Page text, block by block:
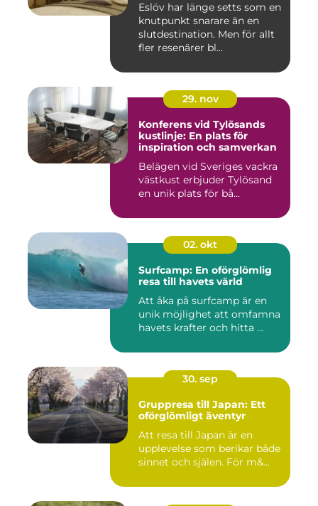
Eslöv har länge setts som en
knutpunkt snarare än en
slutdestination. Men för allt
fler resenärer bl...
29. nov
Konferens vid Tylösands
kustlinje: En plats för
inspiration och samverkan
Belägen vid Sveriges vackra
västkust erbjuder Tylösand
en unik plats för bå...
02. okt
Surfcamp: En oförglömlig
resa till havets värld
Att åka på surfcamp är en
unik möjlighet att omfamna
havets krafter och hitta ...
30. sep
Gruppresa till Japan: Ett
oförglömligt äventyr
Att resa till Japan är en
upplevelse som berikar både
sinnet och själen. För m&...